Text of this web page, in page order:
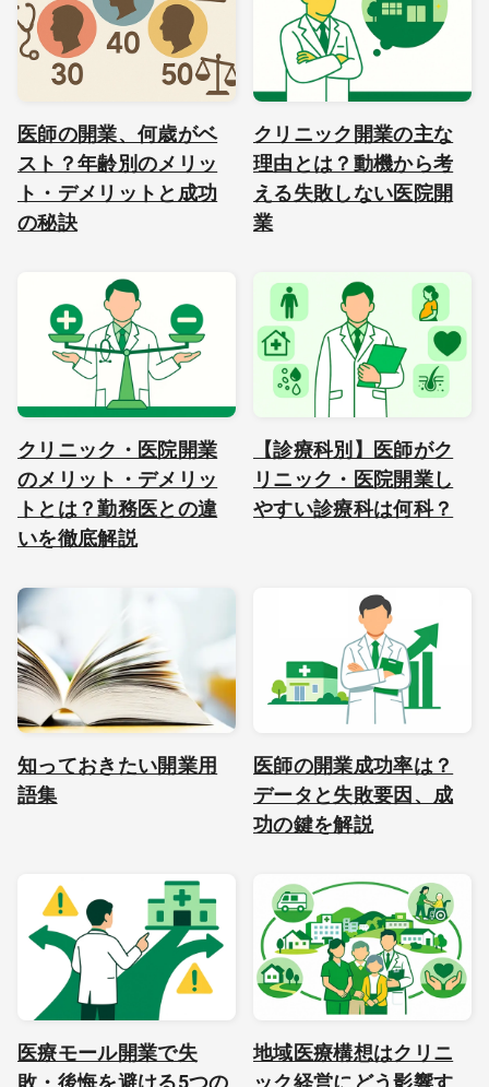
医師の開業、何歳がベ
スト？年齢別のメリッ
ト・デメリットと成功
の秘訣
クリニック開業の主な
理由とは？動機から考
える失敗しない医院開
業
クリニック・医院開業
のメリット・デメリッ
トとは？勤務医との違
いを徹底解説
【診療科別】医師がク
リニック・医院開業し
やすい診療科は何科？
知っておきたい開業用
語集
医師の開業成功率は？
データと失敗要因、成
功の鍵を解説
医療モール開業で失
敗・後悔を避ける5つの
地域医療構想はクリニ
ック経営にどう影響す